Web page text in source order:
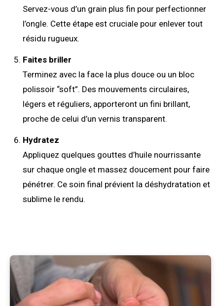
Servez-vous d’un grain plus fin pour perfectionner
l’ongle. Cette étape est cruciale pour enlever tout
résidu rugueux.
Faites briller
Terminez avec la face la plus douce ou un bloc
polissoir “soft”. Des mouvements circulaires,
légers et réguliers, apporteront un fini brillant,
proche de celui d’un vernis transparent.
Hydratez
Appliquez quelques gouttes d’huile nourrissante
sur chaque ongle et massez doucement pour faire
pénétrer. Ce soin final prévient la déshydratation et
sublime le rendu.